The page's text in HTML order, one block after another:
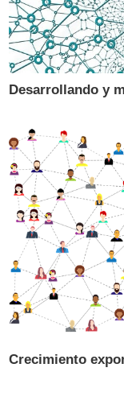
Desarrollando y
Crecimiento